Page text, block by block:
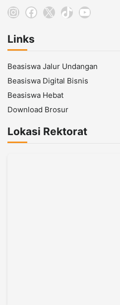
Instagram
Facebook
X TikTokYouTube
Links
Beasiswa Jalur Undangan
Beasiswa Digital Bisnis
Beasiswa Hebat
Download Brosur
Lokasi Rektorat